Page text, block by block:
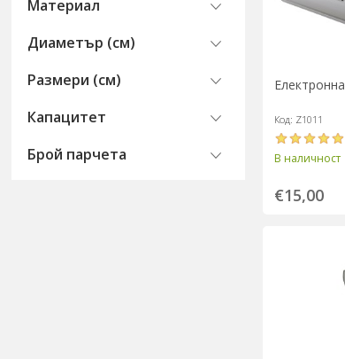
Материал
Диаметър (см)
Размери (см)
Капацитет
Брой парчета
Код: Z1011
В наличност
€15,00